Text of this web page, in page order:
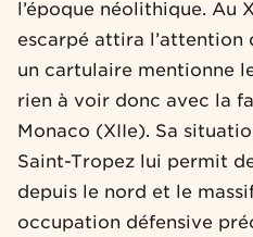
l’époque néolithique. Au
escarpé attira l’attention
un cartulaire mentionne
rien à voir donc avec la
Monaco (XIIe). Sa
Saint-Tropez lui permit
depuis le nord et le
occupation défensive